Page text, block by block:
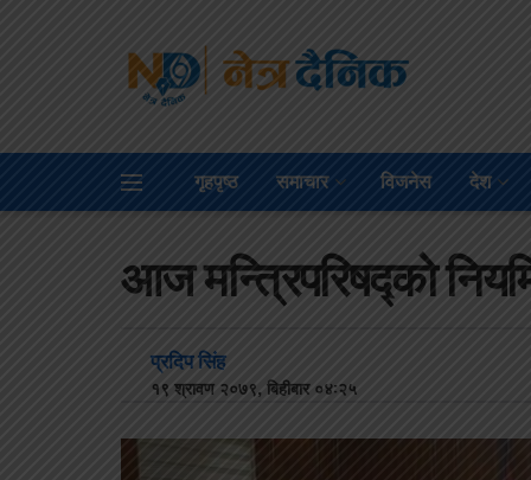
गृहपृष्ठ समाचार विजनेस देश
आज मन्त्रिपरिषद्को
प्रदिप सिंह
१९ श्रावण २०७९, बिहीबार ०४:२५